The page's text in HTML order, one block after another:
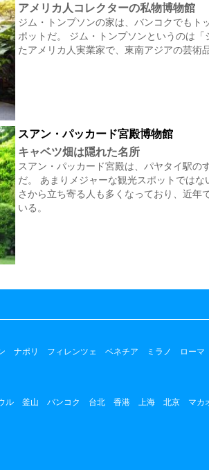
アメリカ人コレクターの私物博物館
ジム・トンプソンの家は、バンコクでもト
ポットだ。 ジム・トンプソンというのは
たアメリカ人実業家で、東南アジアの芸術
スアン・パッカード宮殿博物館
キャベツ畑は隠れた名所
スアン・パッカード宮殿は、パヤタイ駅の
だ。 あまりメジャーな観光スポットでは
さから立ち寄る人も多くなっており、近年
いる。
ナポリ フィレンツェ ベネチア ミラノ ローマ
ル 釜山 バンコク 台北 香港 上海 北京 マカ